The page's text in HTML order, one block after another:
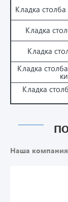
Кладка
Кладка
Кладка
Кладка
Кладка
Наша компания